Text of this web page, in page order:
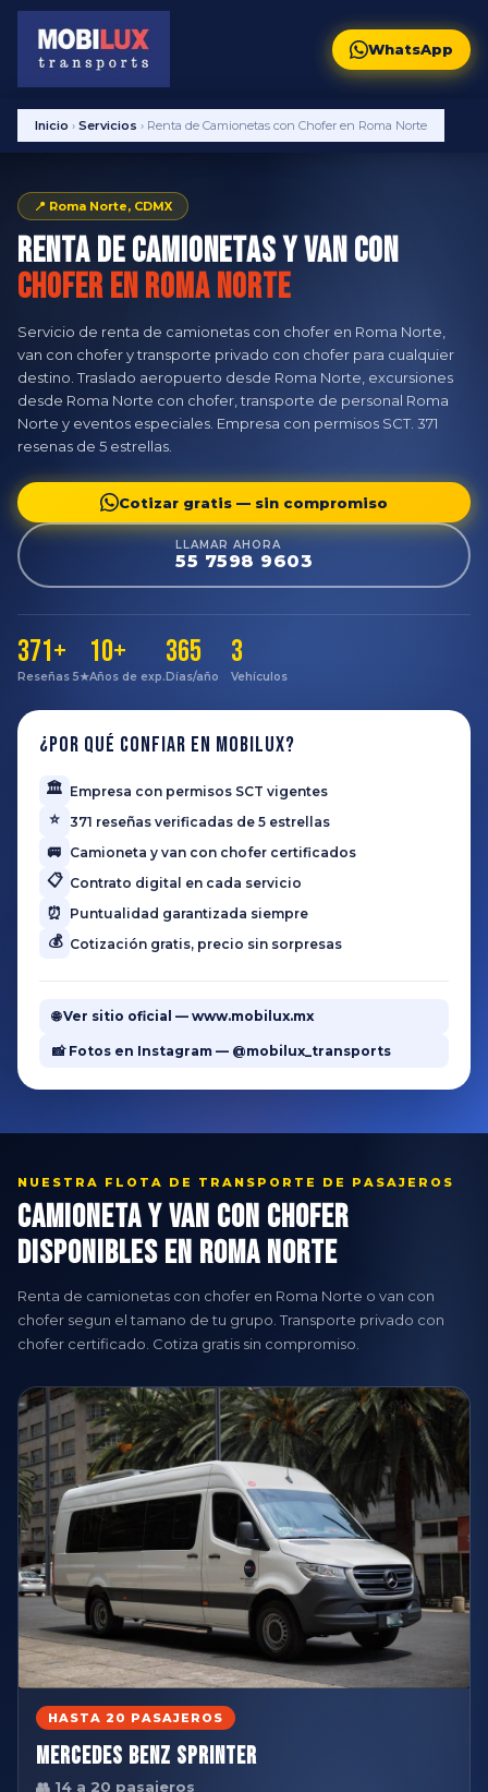
WhatsApp
Inicio › Servicios › Renta de Camionetas con Chofer en Roma Norte
📍 Roma Norte, CDMX
Renta de Camionetas y Van con
Chofer en Roma Norte
Servicio de renta de camionetas con chofer en Roma Norte,
van con chofer y transporte privado con chofer para cualquier
destino. Traslado aeropuerto desde Roma Norte, excursiones
desde Roma Norte con chofer, transporte de personal Roma
Norte y eventos especiales. Empresa con permisos SCT. 371
resenas de 5 estrellas.
Cotizar gratis — sin compromiso
LLAMAR AHORA
55 7598 9603
371+
Reseñas 5★
10+
Años de exp.
365
Días/año
3
Vehículos
¿Por qué confiar en Mobilux?
🏛️ Empresa con permisos SCT vigentes
⭐ 371 reseñas verificadas de 5 estrellas
🚐 Camioneta y van con chofer certificados
📋 Contrato digital en cada servicio
⏰ Puntualidad garantizada siempre
💰 Cotización gratis, precio sin sorpresas
🌐 Ver sitio oficial — www.mobilux.mx
📸 Fotos en Instagram — @mobilux_transports
NUESTRA FLOTA DE TRANSPORTE DE PASAJEROS
Camioneta y Van con Chofer
Disponibles en Roma Norte
Renta de camionetas con chofer en Roma Norte o van con
chofer segun el tamano de tu grupo. Transporte privado con
chofer certificado. Cotiza gratis sin compromiso.
HASTA 20 PASAJEROS
Mercedes Benz Sprinter
👥 14 a 20 pasajeros